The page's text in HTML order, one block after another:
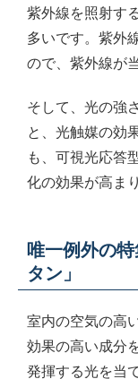
紫外線を照射す
多いです。紫外
ので、紫外線が
そして、光の強
と、光触媒の効
も、可視光応答
化の効果が高ま
唯一例外の
タン」
室内の空気の高
効果の高い成分
発揮する光を当